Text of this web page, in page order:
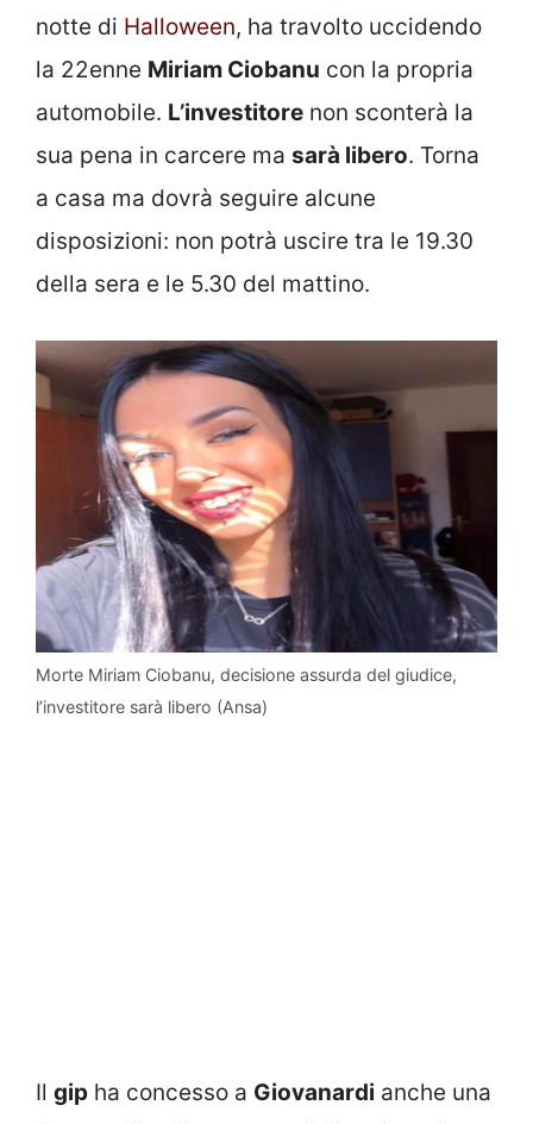
notte di Halloween, ha travolto uccidendo
la 22enne Miriam Ciobanu con la propria
automobile. L’investitore non sconterà la
sua pena in carcere ma sarà libero. Torna
a casa ma dovrà seguire alcune
disposizioni: non potrà uscire tra le 19.30
della sera e le 5.30 del mattino.
Morte Miriam Ciobanu, decisione assurda del giudice,
l’investitore sarà libero (Ansa)
Il gip ha concesso a Giovanardi anche una